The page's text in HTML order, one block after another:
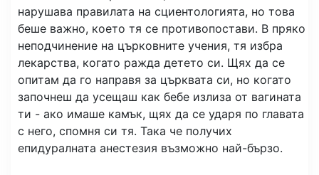
нарушава правилата на сциентологията, но това
беше важно, което тя се противопостави. В пряко
неподчинение на църковните учения, тя избра
лекарства, когато ражда детето си. Щях да се
опитам да го направя за църквата си, но когато
започнеш да усещаш как бебе излиза от вагината
ти - ако имаше камък, щях да се ударя по главата
с него, спомня си тя. Така че получих
епидуралната анестезия възможно най-бързо.